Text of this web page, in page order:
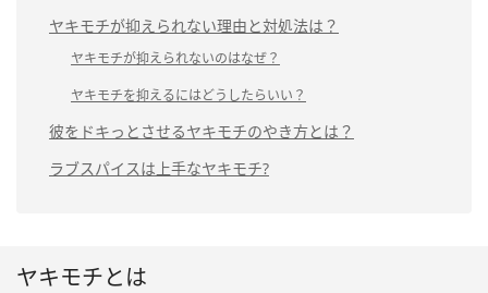
ヤキモチが抑えられない理由と対処法は？
ヤキモチが抑えられないのはなぜ？
ヤキモチを抑えるにはどうしたらいい？
彼をドキっとさせるヤキモチのやき方とは？
ラブスパイスは上手なヤキモチ?
ヤキモチとは